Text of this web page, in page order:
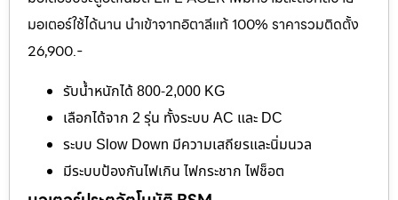
มอเตอร์ใช้ได้นาน นำเข้าจากอิตาลีแท้ 100% ราคารวมติดตั้ง
26,900.-
รับน้ำหนักได้ 800-2,000 KG
เลือกได้จาก 2 รุ่น ทั้งระบบ AC และ DC
ระบบ Slow Down มีความเสถียรและนิ่มนวล
มีระบบป้องกันไฟเกิน ไฟกระชาก ไฟช็อต